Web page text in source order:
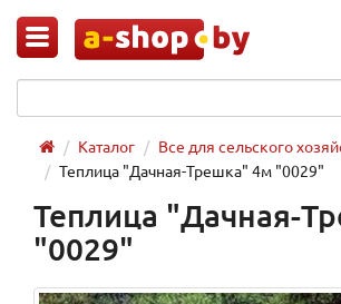
Каталог Все для сельского
Теплица "Дачная-Трешка" 4м "0029"
Теплица "Дачная-
"0029"